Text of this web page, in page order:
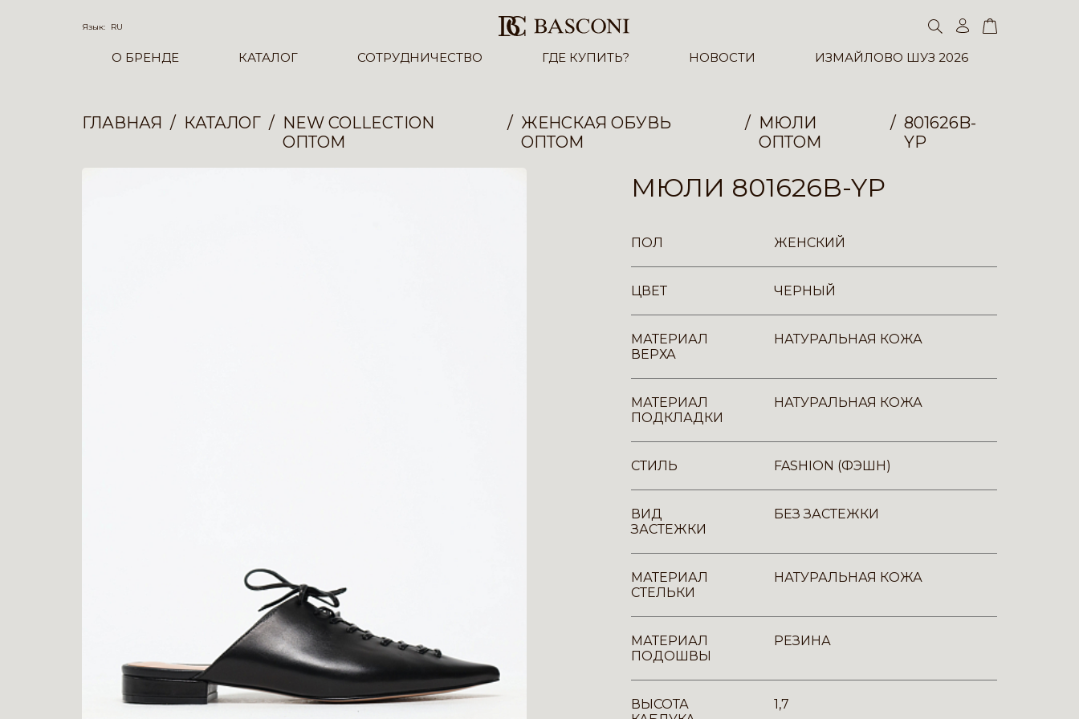
Язык: RU
О БРЕНДЕ КАТАЛОГ СОТРУДНИЧЕСТВО ГДЕ КУПИТЬ? НОВОСТИ ИЗМАЙЛОВО ШУЗ 2026
ГЛАВНАЯ КАТАЛОГ
NEW COLLECTION
ОПТОМ
ЖЕНСКАЯ ОБУВЬ
ОПТОМ
МЮЛИ
ОПТОМ
801626B-
YP
МЮЛИ 801626B-YP
ПОЛ ЖЕНСКИЙ
ЦВЕТ ЧЕРНЫЙ
МАТЕРИАЛ
ВЕРХА
НАТУРАЛЬНАЯ КОЖА
МАТЕРИАЛ
ПОДКЛАДКИ
НАТУРАЛЬНАЯ КОЖА
СТИЛЬ FASHION (ФЭШН)
ВИД
ЗАСТЕЖКИ
БЕЗ ЗАСТЕЖКИ
МАТЕРИАЛ
СТЕЛЬКИ
НАТУРАЛЬНАЯ КОЖА
МАТЕРИАЛ
ПОДОШВЫ
РЕЗИНА
ВЫСОТА
1,7